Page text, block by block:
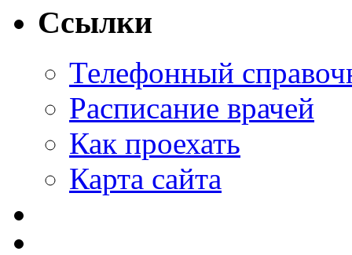
Ссылки
Телефонный
Расписание врачей
Как проехать
Карта сайта